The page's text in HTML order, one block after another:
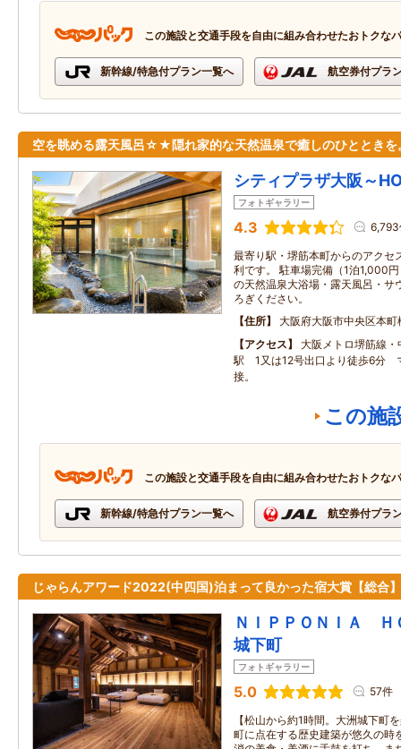
この施設と交通手段を自由に組み合わせたおトクな
新幹線/特急付プラン一覧へ 航空券付プラ
空を眺める露天風呂☆★隠れ家的な天然温泉で癒しのひとときを
シティプラザ大阪～
フォトギャラリー
4.3 6,793
最寄り駅・堺筋本町からのアクセ
利です。 駐車場完備（1泊1,000
の天然温泉大浴場・露天風呂・サ
ろぎください。
住所
大阪府大阪市中央区本町
アクセス
大阪メトロ堺筋線・
駅 1又は12号出口より徒歩6分
接。
この施
この施設と交通手段を自由に組み合わせたおトクな
新幹線/特急付プラン一覧へ 航空券付プラ
じゃらんアワード2022(中四国)泊まって良かった宿大賞【総合
ＮＩＰＰＯＮＩＡ
城下町
フォトギャラリー
5.0 57件
【松山から約1時間。大洲城下町
町に点在する歴史建築が悠久の時